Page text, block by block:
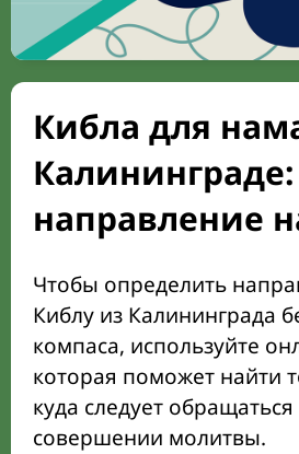
Кибла для
Калининграде:
направление
Чтобы определить
Киблу из Калининграда
компаса, используйте
которая поможет найти
куда следует
совершении молитвы.